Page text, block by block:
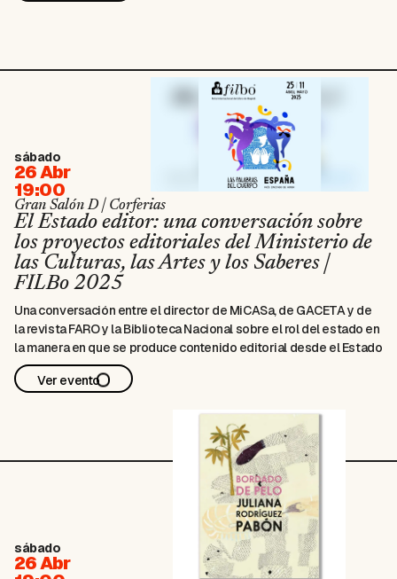
sábado
26 Abr
19:00
Gran Salón D | Corferias
El Estado editor: una conversación sobre
los proyectos editoriales del Ministerio de
las Culturas, las Artes y los Saberes |
FILBo 2025
Una conversación entre el director de MiCASa, de GACETA y de
la revista FARO y la Biblioteca Nacional sobre el rol del estado en
la manera en que se produce contenido editorial desde el Estado
Ver evento
sábado
26 Abr